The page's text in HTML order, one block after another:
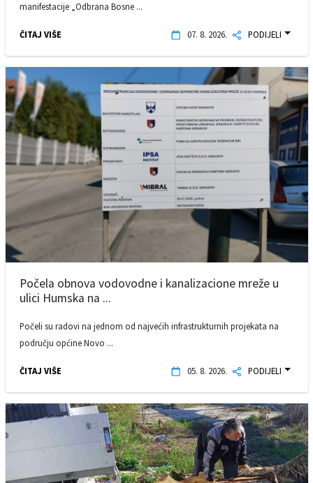
manifestacije „Odbrana Bosne ...
ČITAJ VIŠE 07. 8. 2026. PODIJELI
Počela obnova vodovodne i kanalizacione mreže u
ulici Humska na ...
Počeli su radovi na jednom od najvećih infrastrukturnih projekata na
području općine Novo ...
ČITAJ VIŠE 05. 8. 2026. PODIJELI